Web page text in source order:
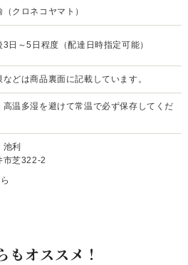
クロネコヤマト）
3日～5日程度（配達日時指定可能）
どは商品裏面に記載しています。
高温多湿を避けて常温で必ず保存してくだ
利
市芝322-2
オススメ！